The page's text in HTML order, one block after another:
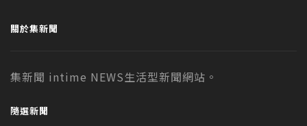
關於集新聞
集新聞 intime NEWS生活型新聞網站。
隨選新聞